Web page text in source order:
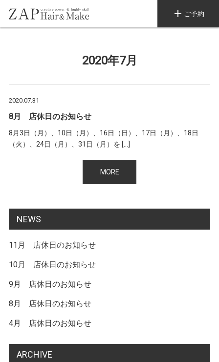
add ご予約
2020年7月
2020.07.31
8月 店休日のお知らせ
8月3日（月）、10日（月）、16日（日）、17日（月）、18日
（火）、24日（月）、31日（月）を […]
MORE
NEWS
11月 店休日のお知らせ
10月 店休日のお知らせ
9月 店休日のお知らせ
8月 店休日のお知らせ
4月 店休日のお知らせ
ARCHIVE